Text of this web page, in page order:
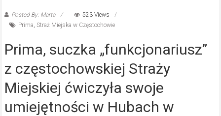
Posted By: Marta
523 Views
Prima, Straż Miejska w Częstochowie
Prima, suczka „funkcjonariusz”
z częstochowskiej Straży
Miejskiej ćwiczyła swoje
umiejętności w Hubach w